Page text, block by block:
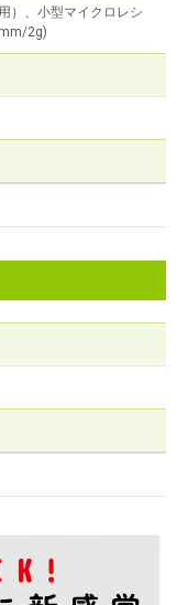
）、小型マイクロレシ
2g)